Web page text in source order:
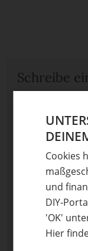
Schreibe
Erforderliche
Kommentar*
Cookies
und
DIY-
'OK'
Hier